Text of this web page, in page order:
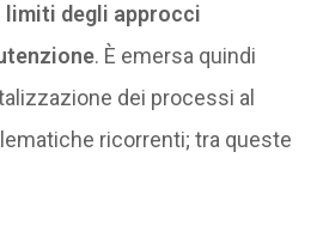
degli approcci
. È emersa quindi
dei processi al
ricorrenti; tra queste